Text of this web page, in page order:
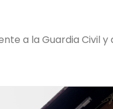
a la Guardia Civil